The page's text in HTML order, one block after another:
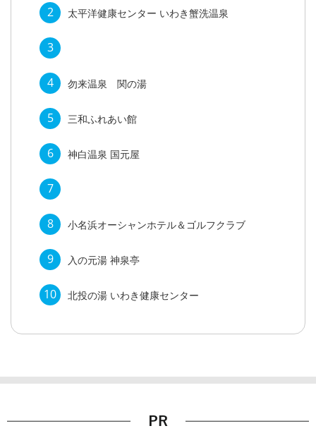
2 太平洋健康センター いわき蟹洗温泉
3
4 勿来温泉 関の湯
5 三和ふれあい館
6 神白温泉 国元屋
7
8 小名浜オーシャンホテル＆ゴルフクラブ
9 入の元湯 神泉亭
10 北投の湯 いわき健康センター